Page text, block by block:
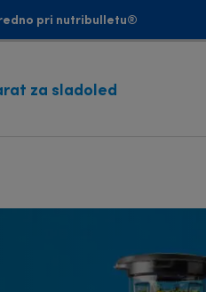
pri nutribulletu®
za sladoled